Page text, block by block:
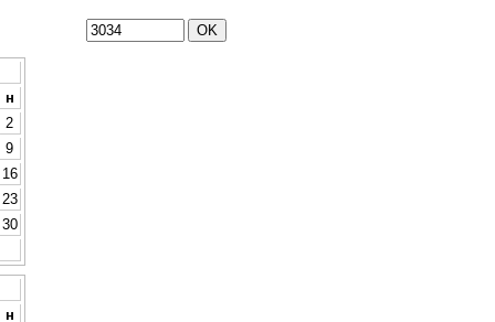
н
2
9
16
23
30
н